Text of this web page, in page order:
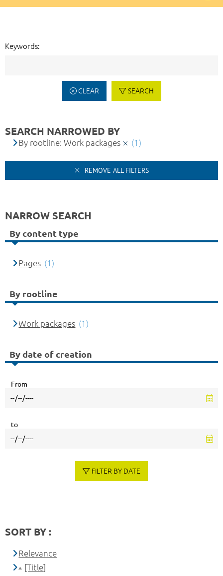
Keywords:
CLEAR SEARCH
SEARCH NARROWED BY
By rootline: Work packages (1)
REMOVE ALL FILTERS
NARROW SEARCH
By content type
Pages (1)
By rootline
Work packages (1)
By date of creation
From
to
FILTER BY DATE
SORT BY :
Relevance
[Title]